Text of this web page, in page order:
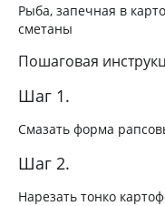
Рыба, запечная в
сметаны
Пошаговая
Шаг 1.
Смазать форма
Шаг 2.
Нарезать тонко